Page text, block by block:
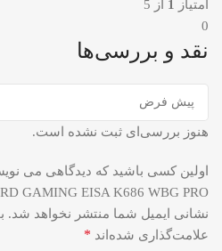
امتیاز 1 از 5
0
نقد و بررسی‌ها
هنوز بررسی‌ای ثبت نشده است.
اولین کسی باشید که دیدگاهی می
GAMING EISA K686 WBG PRO”
نشانی ایمیل شما منتشر نخواهد شد.
علامت‌گذاری شده‌اند *